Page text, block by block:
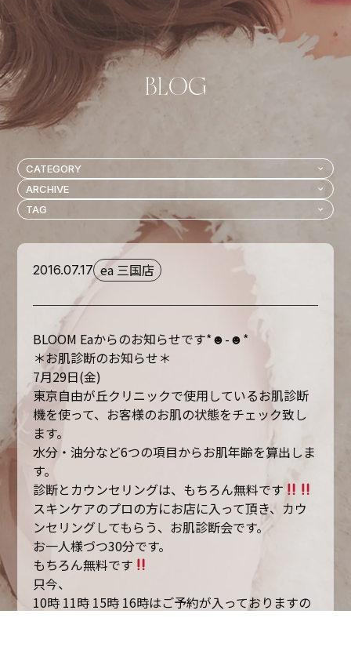
2016.07.17 ea 三国店
BLOOM Eaからのお知らせです*☻-☻*
＊お肌診断のお知らせ＊
7月29日(金)
東京自由が丘クリニックで使用しているお肌診断
機を使って、お客様のお肌の状態をチェック致し
ます。
水分・油分など6つの項目からお肌年齢を算出しま
す。
診断とカウンセリングは、もちろん無料です
スキンケアのプロの方にお店に入って頂き、カウ
ンセリングしてもらう、お肌診断会です。
お一人様づつ30分です。
もちろん無料です
只今、
10時 11時 15時 16時はご予約が入っておりますの